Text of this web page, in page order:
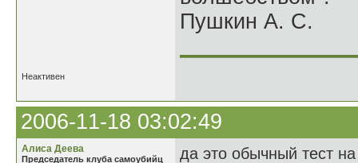
Пушкин А. С.
Неактивен
2006-11-18 03:02:49
Алиса Деева
Председатель клуба самоубийц
да это обычный тест